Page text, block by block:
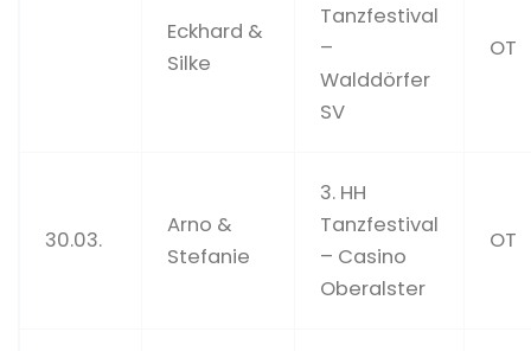
Eckhard &
Silke
Tanzfestival
–
Walddörfer
SV
OT
30.03.
Arno &
Stefanie
3. HH
Tanzfestival
– Casino
Oberalster
OT